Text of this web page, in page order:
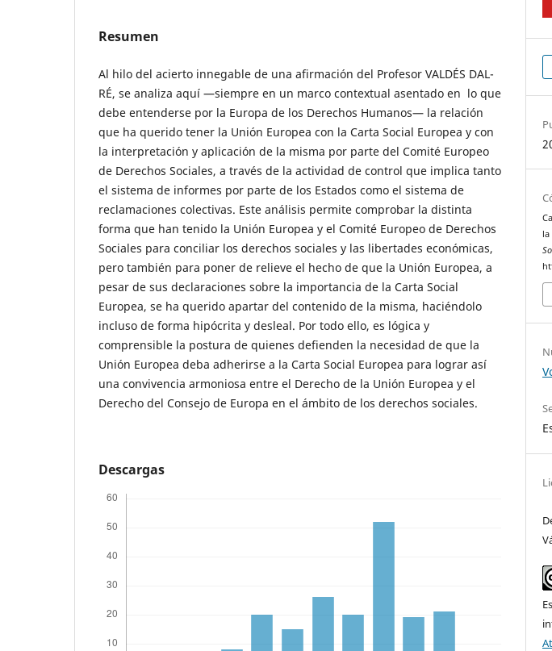
Resumen
Al hilo del acierto innegable de una afirmación del Profesor VALDÉS DAL-
RÉ, se analiza aquí —siempre en un marco contextual asentado en lo que
debe entenderse por la Europa de los Derechos Humanos— la relación
que ha querido tener la Unión Europea con la Carta Social Europea y con
la interpretación y aplicación de la misma por parte del Comité Europeo
de Derechos Sociales, a través de la actividad de control que implica tanto
el sistema de informes por parte de los Estados como el sistema de
reclamaciones colectivas. Este análisis permite comprobar la distinta
forma que han tenido la Unión Europea y el Comité Europeo de Derechos
Sociales para conciliar los derechos sociales y las libertades económicas,
pero también para poner de relieve el hecho de que la Unión Europea, a
pesar de sus declaraciones sobre la importancia de la Carta Social
Europea, se ha querido apartar del contenido de la misma, haciéndolo
incluso de forma hipócrita y desleal. Por todo ello, es lógica y
comprensible la postura de quienes defienden la necesidad de que la
Unión Europea deba adherirse a la Carta Social Europea para lograr así
una convivencia armoniosa entre el Derecho de la Unión Europea y el
Derecho del Consejo de Europa en el ámbito de los derechos sociales.
Descargas